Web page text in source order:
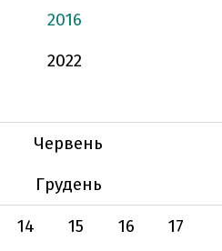
2016
2022
Червень
Грудень
14
15 16 17